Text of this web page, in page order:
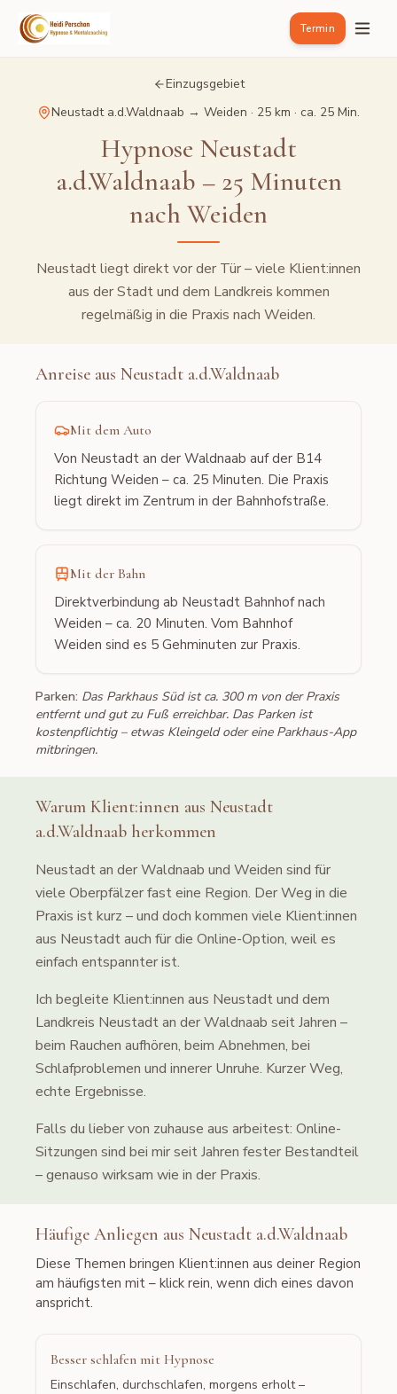
Termin
Einzugsgebiet
Neustadt a.d.Waldnaab → Weiden · 25 km · ca. 25 Min.
Hypnose Neustadt
a.d.Waldnaab – 25 Minuten
nach Weiden
Neustadt liegt direkt vor der Tür – viele Klient:innen
aus der Stadt und dem Landkreis kommen
regelmäßig in die Praxis nach Weiden.
Anreise aus Neustadt a.d.Waldnaab
Mit dem Auto
Von Neustadt an der Waldnaab auf der B14
Richtung Weiden – ca. 25 Minuten. Die Praxis
liegt direkt im Zentrum in der Bahnhofstraße.
Mit der Bahn
Direktverbindung ab Neustadt Bahnhof nach
Weiden – ca. 20 Minuten. Vom Bahnhof
Weiden sind es 5 Gehminuten zur Praxis.
Parken: Das Parkhaus Süd ist ca. 300 m von der Praxis
entfernt und gut zu Fuß erreichbar. Das Parken ist
kostenpflichtig – etwas Kleingeld oder eine Parkhaus-App
mitbringen.
Warum Klient:innen aus Neustadt
a.d.Waldnaab herkommen
Neustadt an der Waldnaab und Weiden sind für
viele Oberpfälzer fast eine Region. Der Weg in die
Praxis ist kurz – und doch kommen viele Klient:innen
aus Neustadt auch für die Online-Option, weil es
einfach entspannter ist.
Ich begleite Klient:innen aus Neustadt und dem
Landkreis Neustadt an der Waldnaab seit Jahren –
beim Rauchen aufhören, beim Abnehmen, bei
Schlafproblemen und innerer Unruhe. Kurzer Weg,
echte Ergebnisse.
Falls du lieber von zuhause aus arbeitest: Online-
Sitzungen sind bei mir seit Jahren fester Bestandteil
– genauso wirksam wie in der Praxis.
Häufige Anliegen aus Neustadt a.d.Waldnaab
Diese Themen bringen Klient:innen aus deiner Region
am häufigsten mit – klick rein, wenn dich eines davon
anspricht.
Besser schlafen mit Hypnose
Einschlafen, durchschlafen, morgens erholt –